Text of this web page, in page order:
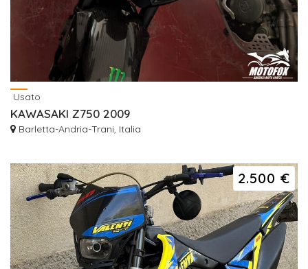
Usato
KAWASAKI Z750 2009
Barletta-Andria-Trani, Italia
2.500 €